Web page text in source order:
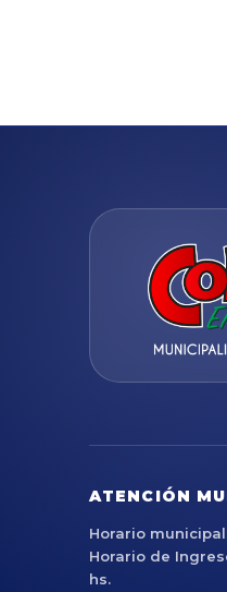
ATENCIÓN
Horario
Horario de
hs.